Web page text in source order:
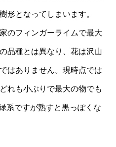
形となってしまいます。
のフィンガーライムで最大
品種とは異なり、花は沢山
はありません。現時点では
れも小ぶりで最大の物でも
系ですが熟すと黒っぽくな